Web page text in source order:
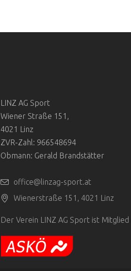
LINZ AG Sport
Wiener Straße 151,
4021 Linz
ZVR-Zahl: 966548694
Obmann: Gerald Brandstätter
office@linzag-sport.at
Wienerstraße 151, 4021 Linz
Der Verein LINZ AG Sport ist Mitglied